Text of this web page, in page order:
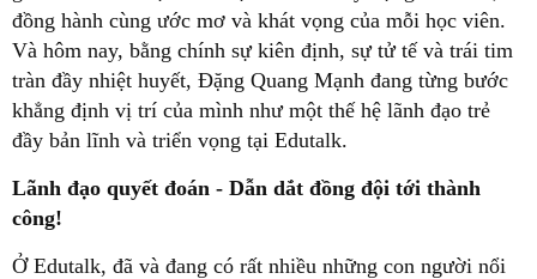
đồng hành cùng ước mơ và khát vọng của mỗi học viên.
Và hôm nay, bằng chính sự kiên định, sự tử tế và trái tim
tràn đầy nhiệt huyết, Đặng Quang Mạnh đang từng bước
khẳng định vị trí của mình như một thế hệ lãnh đạo trẻ
đầy bản lĩnh và triển vọng tại Edutalk.
Lãnh đạo quyết đoán - Dẫn dắt đồng đội tới thành
công!
Ở Edutalk, đã và đang có rất nhiều những con người nổi